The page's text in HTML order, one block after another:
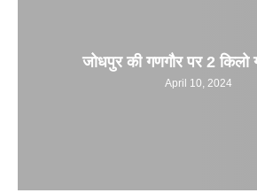
जोधपुर की गणगौर पर 2 किलो
April 10, 2024